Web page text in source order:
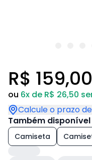
R$ 159,00
ou 6x de R$ 26,50
Calcule o prazo
Também disponível
Camiseta